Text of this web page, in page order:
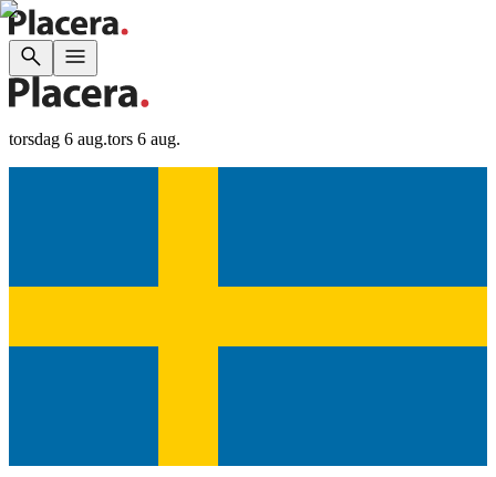
torsdag 6 aug.tors 6 aug.